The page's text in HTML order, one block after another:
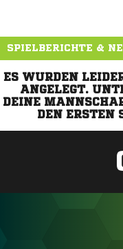
SPIELBERICHTE &
ES WURDEN
ANGELEGT.
DEINE
DEN ERSTEN